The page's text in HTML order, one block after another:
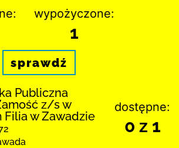
wypożyczone:
1
sprawdź
Publiczna
z/s w
Filia w Zawadzie
dostępne:
0 z 1